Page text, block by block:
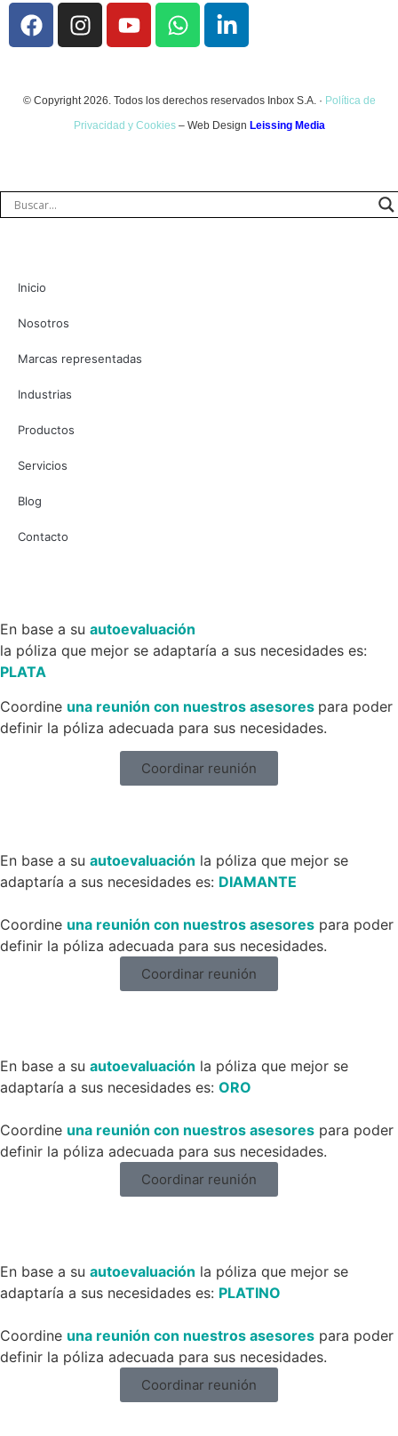
© Copyright 2026. Todos los derechos reservados Inbox S.A. · Política de
Privacidad y Cookies– Web Design Leissing Media
Inicio
Nosotros
Marcas representadas
Industrias
Productos
Servicios
Blog
Contacto
En base a su autoevaluación
la póliza que mejor se adaptaría a sus necesidades es:
PLATA
Coordine una reunión con nuestros asesores para poder
definir la póliza adecuada para sus necesidades.
Coordinar reunión
En base a su autoevaluación la póliza que mejor se
adaptaría a sus necesidades es: DIAMANTE
Coordine una reunión con nuestros asesores para poder
definir la póliza adecuada para sus necesidades.
Coordinar reunión
En base a su autoevaluación la póliza que mejor se
adaptaría a sus necesidades es: ORO
Coordine una reunión con nuestros asesores para poder
definir la póliza adecuada para sus necesidades.
Coordinar reunión
En base a su autoevaluación la póliza que mejor se
adaptaría a sus necesidades es: PLATINO
Coordine una reunión con nuestros asesores para poder
definir la póliza adecuada para sus necesidades.
Coordinar reunión